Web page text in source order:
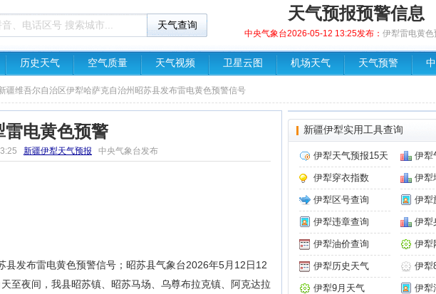
天气预报预警信息
中央气象台2026-05-12 13:25发布： 伊犁雷电黄色
历史天气 空气质量 天气视频 卫星云图 机场天气 天气预警
疆维吾尔自治区伊犁哈萨克自治州昭苏县发布雷电黄色预警信号
雷电黄色预警
新疆伊犁天气预报 中央气象台发布
县发布雷电黄色预警信号；昭苏县气象台2026年5月12日12
至夜间，我县昭苏镇、昭苏马场、乌尊布拉克镇、阿克达拉
新疆伊犁实用工具查询
伊犁天气预报15天 伊犁
伊犁穿衣指数 伊犁
伊犁区号查询 伊犁
伊犁违章查询 伊犁
伊犁油价查询 伊犁
伊犁历史天气 伊犁
伊犁9月天气 伊犁